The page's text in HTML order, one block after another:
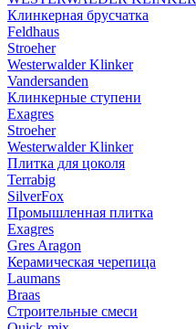
Клинкерная брусчатка
Feldhaus
Stroeher
Westerwalder Klinker
Vandersanden
Клинкерные ступени
Exagres
Stroeher
Westerwalder Klinker
Плитка для цоколя
Terrabig
SilverFox
Промышленная плитка
Exagres
Gres Aragon
Керамическая черепица
Laumans
Braas
Строительные смеси